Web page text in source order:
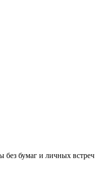
без бумаг и личных встреч